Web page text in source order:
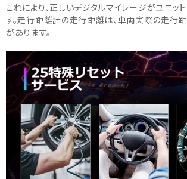
これにより、正しいデジタルマイレージがユニッ
す。走行距離計の走行距離は、車両実際の走行
があります。